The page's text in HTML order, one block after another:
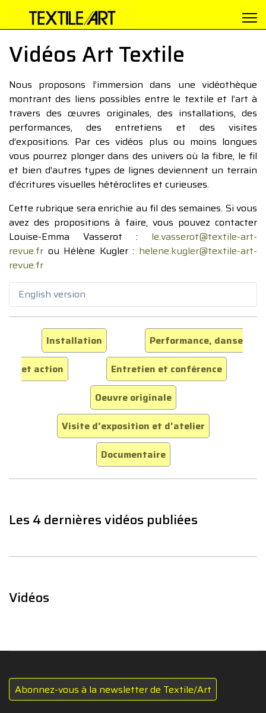
Vidéos Art Textile
Nous proposons l’immersion dans une vidéothèque
montrant des liens possibles entre le textile et l’art à
travers des œuvres originales, des installations, des
performances, des entretiens et des visites
d’expositions. Par ces vidéos plus ou moins longues
vous pourrez plonger dans des univers où la fibre, le fil
et bien d’autres types de lignes deviennent un terrain
d’écritures visuelles hétéroclites et curieuses.
Cette rubrique sera enrichie au fil des semaines. Si vous
avez des propositions à faire, vous pouvez contacter
Louise-Emma Vasserot : le.vasserot@textile-art-
revue.fr ou Hélène Kugler : helene.kugler@textile-art-
revue.fr
English version
Installation
Performance, danse
et action
Entretien et conférence
Oeuvre originale
Visite d'exposition et d'atelier
Documentaire
Les 4 dernières vidéos publiées
Vidéos
Abonnez-vous à la newsletter de Textile/Art